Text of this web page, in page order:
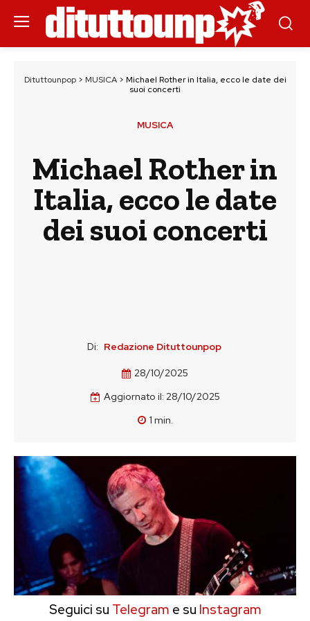
Dituttounpop> MUSICA> Michael Rother in Italia, ecco le date dei
suoi concerti
MUSICA
Michael Rother in
Italia, ecco le date
dei suoi concerti
Di: Redazione Dituttounpop
28/10/2025
Aggiornato il: 28/10/2025
1 min.
Seguici su Telegram e su Instagram